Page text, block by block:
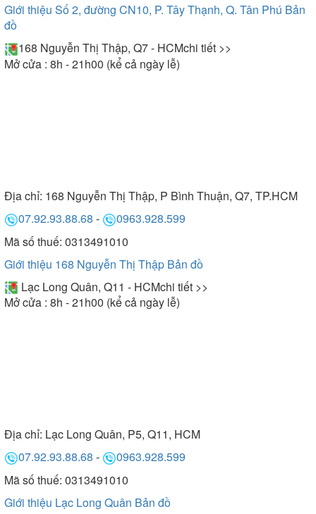
Giới thiệu Số 2, đường CN10, P. Tây Thạnh, Q. Tân Phú Bản
đồ
168 Nguyễn Thị Thập, Q7 - HCMchi tiết >>
Mở cửa : 8h - 21h00 (kể cả ngày lễ)
Địa chỉ: 168 Nguyễn Thị Thập, P Bình Thuận, Q7, TP.HCM
07.92.93.88.68 -
0963.928.599
Mã số thuế: 0313491010
Giới thiệu 168 Nguyễn Thị Thập Bản đồ
Lạc Long Quân, Q11 - HCMchi tiết >>
Mở cửa : 8h - 21h00 (kể cả ngày lễ)
Địa chỉ: Lạc Long Quân, P5, Q11, HCM
07.92.93.88.68 -
0963.928.599
Mã số thuế: 0313491010
Giới thiệu Lạc Long Quân Bản đồ